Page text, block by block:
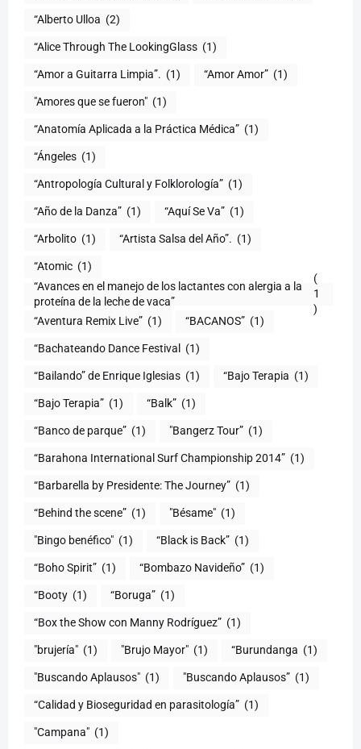
“Alberto Ulloa (2)
“Alice Through The LookingGlass (1)
“Amor a Guitarra Limpia”. (1) “Amor Amor” (1)
"Amores que se fueron" (1)
“Anatomía Aplicada a la Práctica Médica” (1)
“Ángeles (1)
“Antropología Cultural y Folklorología” (1)
“Año de la Danza” (1) “Aquí Se Va” (1)
“Arbolito (1) “Artista Salsa del Año”. (1)
“Atomic (1)
“Avances en el manejo de los lactantes con alergia a la
proteína de la leche de vaca”
(
1
)
“Aventura Remix Live” (1) “BACANOS” (1)
“Bachateando Dance Festival (1)
“Bailando” de Enrique Iglesias (1) “Bajo Terapia (1)
“Bajo Terapia” (1) “Balk” (1)
“Banco de parque” (1) "Bangerz Tour” (1)
“Barahona International Surf Championship 2014” (1)
“Barbarella by Presidente: The Journey” (1)
“Behind the scene” (1) "Bésame" (1)
"Bingo benéfico" (1) “Black is Back” (1)
“Boho Spirit” (1) “Bombazo Navideño” (1)
“Booty (1) “Boruga” (1)
“Box the Show con Manny Rodríguez” (1)
"brujería" (1) "Brujo Mayor" (1) “Burundanga (1)
"Buscando Aplausos" (1) "Buscando Aplausos” (1)
(1)
"Campana" (1)